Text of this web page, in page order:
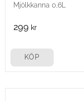
Mjölkkanna 0,6L
299 kr
KÖP